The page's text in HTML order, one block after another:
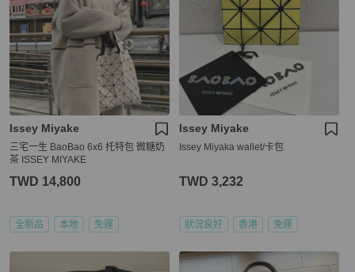
Issey Miyake
三宅一生 BaoBao 6x6 托特包 微糖奶
茶 ISSEY MIYAKE
TWD 14,800
全新品 本地 免運
Issey Miyake
Issey Miyaka wallet/卡包
TWD 3,232
狀況良好 香港 免運